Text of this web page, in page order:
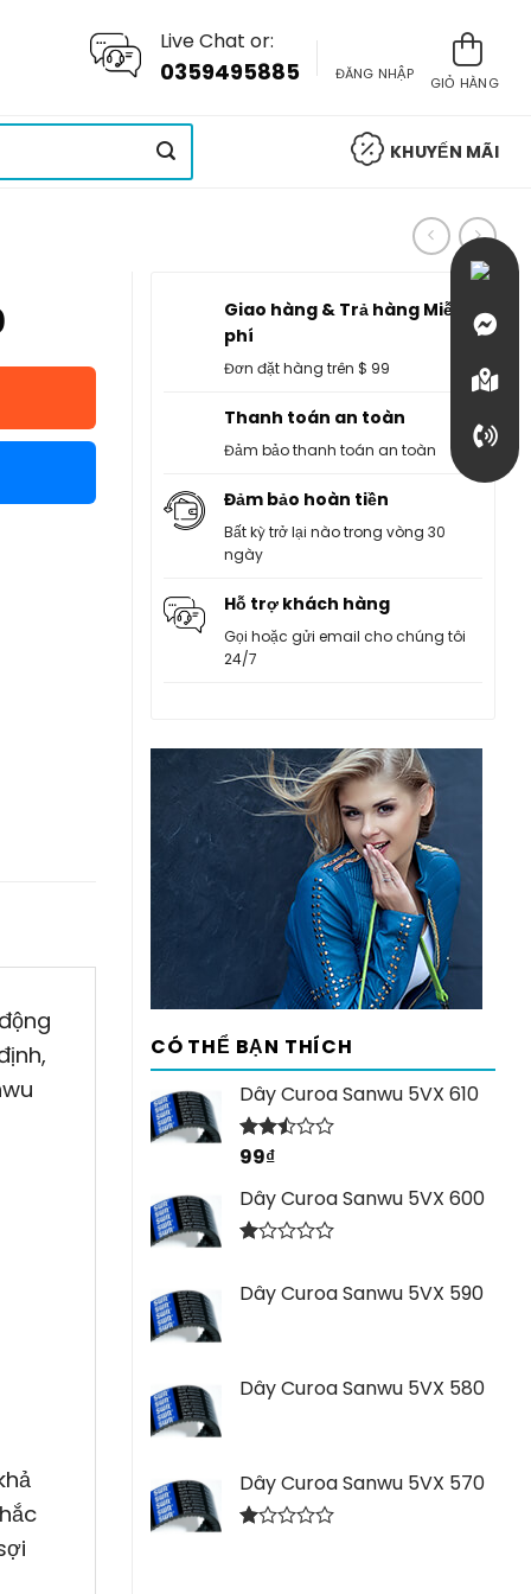
Live Chat or:
0359495885 ĐĂNG NHẬP
GIỎ HÀNG
KHUYẾN MÃI
Giao hàng & Trả hàng Miễn
phí
Đơn đặt hàng trên $ 99
Thanh toán an toàn
Đảm bảo thanh toán an toàn
Đảm bảo hoàn tiền
Bất kỳ trở lại nào trong vòng 30
ngày
Hỗ trợ khách hàng
Gọi hoặc gửi email cho chúng tôi
24/7
CÓ THỂ BẠN THÍCH
Dây Curoa Sanwu 5VX 610
Được
hạng
2.44
5 sao
99₫
Dây Curoa Sanwu 5VX 600
hạng
Dây Curoa Sanwu 5VX 590
Dây Curoa Sanwu 5VX 580
Dây Curoa Sanwu 5VX 570